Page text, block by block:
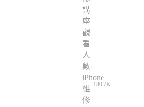
180.7K